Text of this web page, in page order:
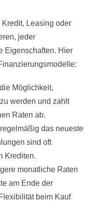
Leasing oder
jeder
Eigenschaften. Hier
Möglichkeit,
werden und zahlt
Raten ab.
das neueste
sind oft
Krediten.
monatliche Raten
am Ende der
beim Kauf